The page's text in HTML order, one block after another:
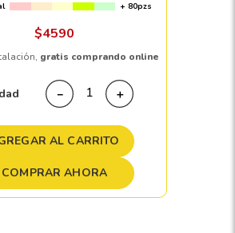
+ 80pzs
$4590
gratis comprando online
＋
－
AL CARRITO
COMPRAR AHORA